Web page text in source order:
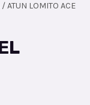
/ ATUN LOMITO ACE